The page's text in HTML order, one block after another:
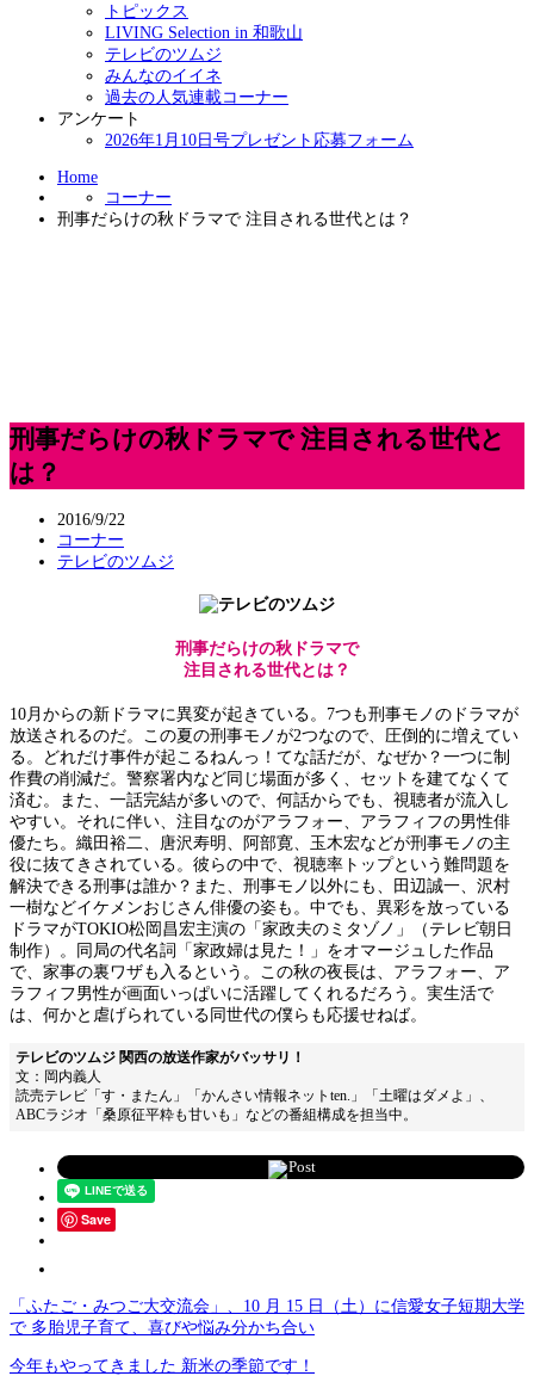
トピックス
LIVING Selection in 和歌山
テレビのツムジ
みんなのイイネ
過去の人気連載コーナー
アンケート
2026年1月10日号プレゼント応募フォーム
Home
コーナー
刑事だらけの秋ドラマで 注目される世代とは？
刑事だらけの秋ドラマで 注目される世代と
は？
2016/9/22
コーナー
テレビのツムジ
刑事だらけの秋ドラマで
注目される世代とは？
10月からの新ドラマに異変が起きている。7つも刑事モノのドラマが
放送されるのだ。この夏の刑事モノが2つなので、圧倒的に増えてい
る。どれだけ事件が起こるねんっ！てな話だが、なぜか？一つに制
作費の削減だ。警察署内など同じ場面が多く、セットを建てなくて
済む。また、一話完結が多いので、何話からでも、視聴者が流入し
やすい。それに伴い、注目なのがアラフォー、アラフィフの男性俳
優たち。織田裕二、唐沢寿明、阿部寛、玉木宏などが刑事モノの主
役に抜てきされている。彼らの中で、視聴率トップという難問題を
解決できる刑事は誰か？また、刑事モノ以外にも、田辺誠一、沢村
一樹などイケメンおじさん俳優の姿も。中でも、異彩を放っている
ドラマがTOKIO松岡昌宏主演の「家政夫のミタゾノ」（テレビ朝日
制作）。同局の代名詞「家政婦は見た！」をオマージュした作品
で、家事の裏ワザも入るという。この秋の夜長は、アラフォー、ア
ラフィフ男性が画面いっぱいに活躍してくれるだろう。実生活で
は、何かと虐げられている同世代の僕らも応援せねば。
テレビのツムジ 関西の放送作家がバッサリ！
文：岡内義人
読売テレビ「す・またん」「かんさい情報ネットten.」「土曜はダメよ」、
ABCラジオ「桑原征平粋も甘いも」などの番組構成を担当中。
Post
Save
「ふたご・みつご大交流会」、10 月 15 日（土）に信愛女子短期大学
で 多胎児子育て、喜びや悩み分かち合い
今年もやってきました 新米の季節です！